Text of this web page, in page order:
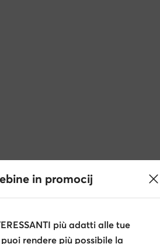
in promocij
più adatti alle tue
rendere più possibile la